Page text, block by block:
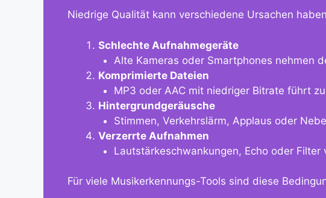
Niedrige Qualität kann verschiedene Ursachen
Schlechte Aufnahmegeräte
Alte Kameras oder Smartphones nehmen
Komprimierte Dateien
MP3 oder AAC mit niedriger Bitrate führt
Hintergrundgeräusche
Stimmen, Verkehrslärm, Applaus oder
Verzerrte Aufnahmen
Lautstärkeschwankungen, Echo oder Filter
Für viele Musikerkennungs-Tools sind diese